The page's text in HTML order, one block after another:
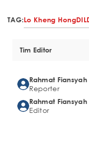
TAG:Lo Kheng Hong
Tim Editor
Rahmat Fiansyah
Reporter
Rahmat Fiansyah
Editor